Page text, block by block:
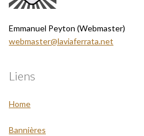
Emmanuel Peyton (Webmaster)
webmaster@laviaferrata.net
Liens
Home
Bannières